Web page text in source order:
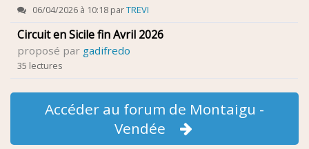
06/04/2026 à 10:18 parTREVI
Circuit en Sicile fin Avril 2026
proposé par gadifredo
35 lectures
Accéder au forum de Montaigu -
Vendée